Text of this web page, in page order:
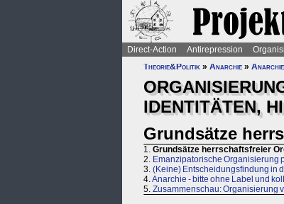
Direct-Action Antirepression
Theorie&Politik » Anarchie »
IDENTITÄTEN,
Grundsätze
1. Grundsätze herrschaftsfreier
2. Emanzipatorische Organisierung
3. (Keine) Entscheidungsfindung in
4.Anarchie - bitte ohne Label und
5. Zusammenschau: Organisierung